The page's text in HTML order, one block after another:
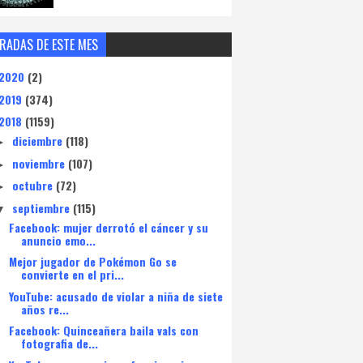
DE ESTE MES
2020 (2)
2019 (374)
2018 (1159)
diciembre (118)
noviembre (107)
octubre (72)
septiembre (115)
Facebook: mujer derrotó el cáncer y su
anuncio emo...
Mejor jugador de Pokémon Go se
convierte en el pri...
YouTube: acusado de violar a niña de siete
años re...
Facebook: Quinceañera baila vals con
fotografia de...